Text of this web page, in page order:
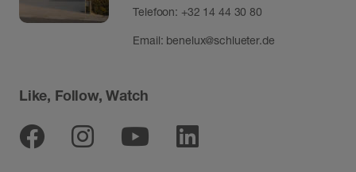
Telefoon: +32 14 44 30 80
Email: benelux@schlueter.de
Like, Follow, Watch
Facebook
Instagram
YoutubeLinkedin